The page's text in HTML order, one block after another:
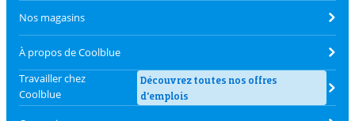
Nos magasins
À propos de Coolblue
Travailler chez
Coolblue
Découvrez toutes nos offres
d'emplois